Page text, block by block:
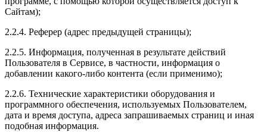
Сайтам);
2.2.4. Реферер (адрес предыдущей страницы);
2.2.5. Информация, полученная в результате действий
Пользователя в Сервисе, в частности, информация о
добавлении какого-либо контента (если применимо);
2.2.6. Технические характеристики оборудования и
программного обеспечения, используемых Пользователем,
дата и время доступа, адреса запрашиваемых страниц и иная
подобная информация.